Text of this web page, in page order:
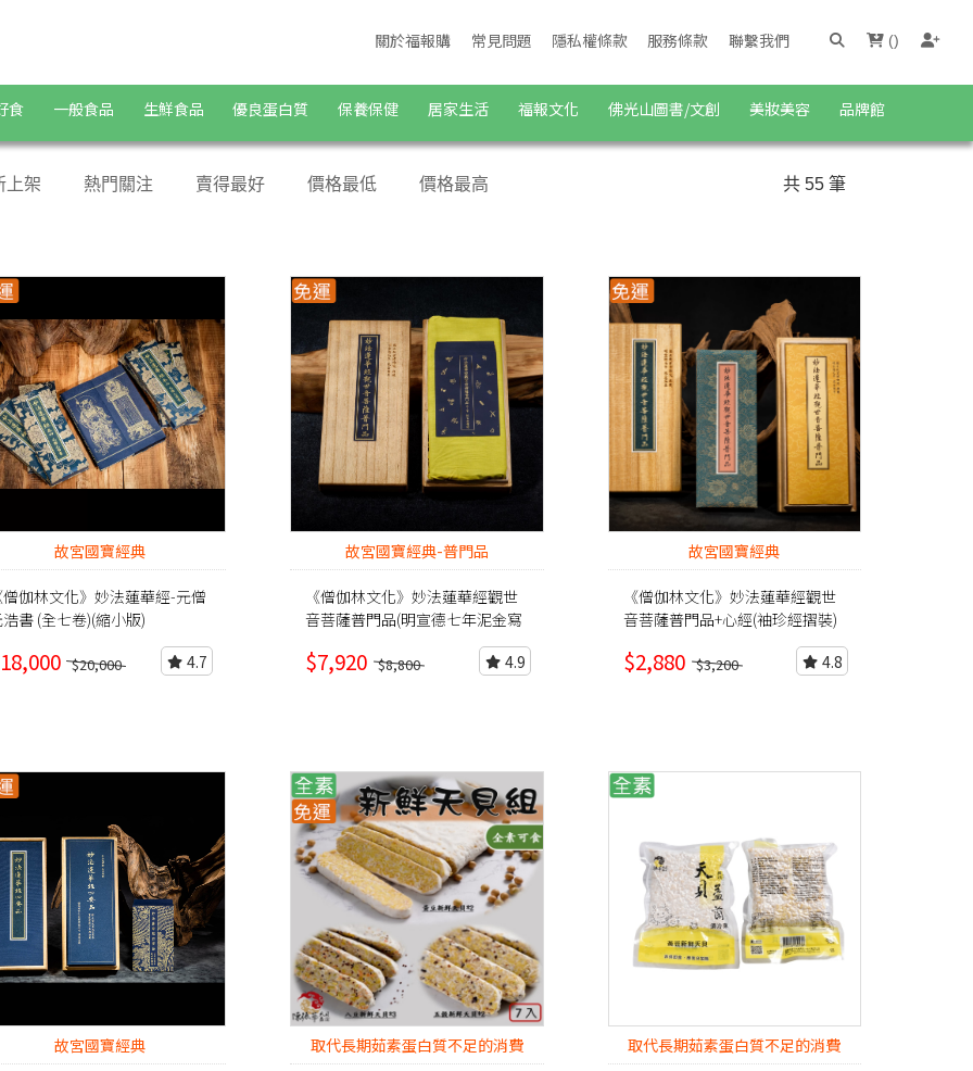
關於福報購 常見問題 隱私權條款 服務條款 聯繫我們 ()
食 一般食品 生鮮食品 優良蛋白質 保養保健 居家生活 福報文化 佛光山圖書/文創 美妝美容 品牌館
上架 熱門關注 賣得最好 價格最低 價格最高 共 55 筆
故宮國寶經典
伽林文化》妙法蓮華經-元僧
書 (全七卷)(縮小版)
$20,000 4.7
故宮國寶經典-普門品
《僧伽林文化》妙法蓮華經觀世
音菩薩普門品(明宣德七年泥金寫
$7,920 $8,800 4.9
故宮國寶經典
《僧伽林文化》妙法蓮華經觀世
音菩薩普門品+心經(袖珍經摺裝)
$2,880 $3,200 4.8
故宮國寶經典
取代長期茹素蛋白質不足的消費
取代長期茹素蛋白質不足的消費